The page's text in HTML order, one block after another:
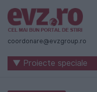
Știri
naționale
internaționale
coordonare@evzgroup.ro
▼ Proiecte speciale